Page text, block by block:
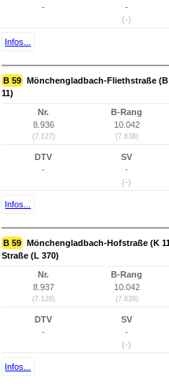
-
-
(-)
Infos...
B 59 Mönchengladbach-Fliethstraße
11)
Nr.
8.936
(7.127)
B-Rang
10.042
(7.638)
DTV
-
SV
-
(-)
Infos...
B 59 Mönchengladbach-Hofstraße (K
Straße (L 370)
Nr.
8.937
(7.128)
B-Rang
10.042
(7.638)
DTV
-
SV
-
(-)
Infos...